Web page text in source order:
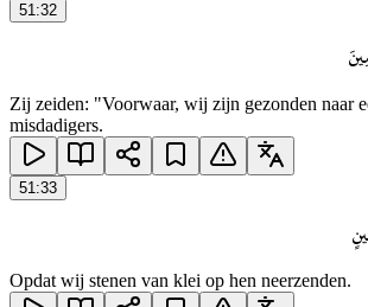
51:32
Zij zeiden: "Voorwaar, wij zijn gezonden naar
misdadigers.
51:33
Opdat wij stenen van klei op hen neerzenden.